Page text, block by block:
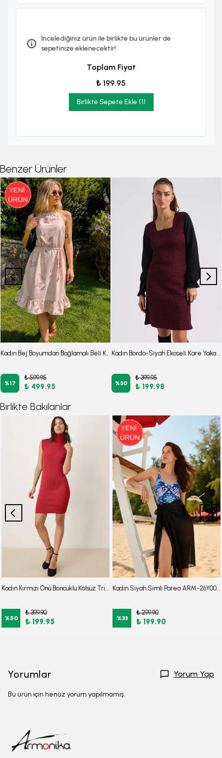
İncelediğiniz ürün ile birlikte bu ürünler de
sepetinize eklenecektir!
Toplam Fiyat
₺ 199.95
Birlikte Sepete Ekle (1)
Benzer Ürünler
Kadın Bej Boyumdan Bağlamalı Beli Kuşaklı Eteği Fırfırlı Elbise ARM-26Y001118
%17
₺ 599.95
₺ 499.95
Kadın Bordo-Siyah Ekoseli Kare Yaka Uzun Kol Elbise ARM-22Y001182
%50
₺ 399.95
₺ 199.98
Birlikte Bakılanlar
Kadın Kırmızı Önü Boncuklu Kolsuz Triko Elbise ARM-26K136034
%50
₺ 399.90
₺ 199.95
Kadın Siyah Simli Pareo ARM-26Y001113
%33
₺ 299.90
₺ 199.90
Yorumlar Yorum Yap
Bu ürün için henüz yorum yapılmamış.